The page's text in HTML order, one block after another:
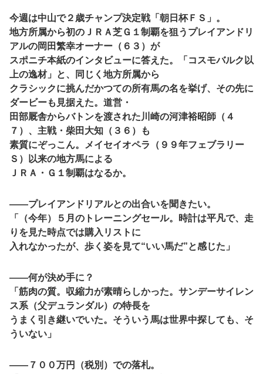
今週は中山で２歳チャンプ決定戦「朝日杯ＦＳ」。
地方所属から初のＪＲＡ芝Ｇ１制覇を狙うプレイアンドリ
アルの岡田繁幸オーナー（６３）が
スポニチ本紙のインタビューに答えた。「コスモバルク以
上の逸材」と、同じく地方所属から
クラシックに挑んだかつての所有馬の名を挙げ、その先に
ダービーも見据えた。道営・
田部厩舎からバトンを渡された川崎の河津裕昭師（４
７）、主戦・柴田大知（３６）も
素質にぞっこん。メイセイオペラ（９９年フェブラリー
Ｓ）以来の地方馬による
ＪＲＡ・Ｇ１制覇はなるか。
――プレイアンドリアルとの出合いを聞きたい。
「（今年）５月のトレーニングセール。時計は平凡で、走
りを見た時点では購入リストに
入れなかったが、歩く姿を見て“いい馬だ”と感じた」
――何が決め手に？
「筋肉の質。収縮力が素晴らしかった。サンデーサイレン
ス系（父デュランダル）の特長を
うまく引き継いでいた。そういう馬は世界中探しても、そ
ういない」
――７００万円（税別）での落札。